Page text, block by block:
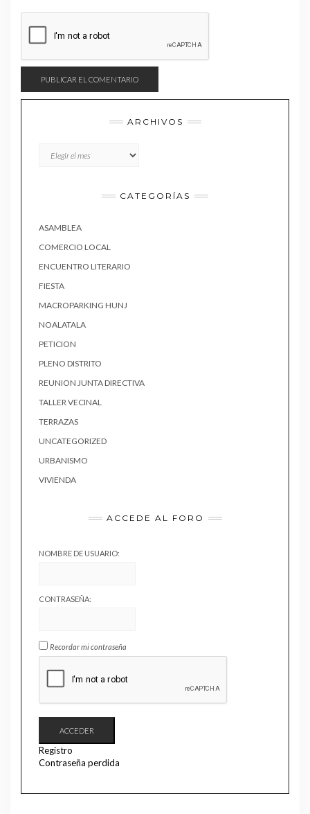
ARCHIVOS
CATEGORÍAS
ASAMBLEA
COMERCIO LOCAL
ENCUENTRO LITERARIO
FIESTA
MACROPARKING HUNJ
NOALATALA
PETICION
PLENO DISTRITO
REUNION JUNTA DIRECTIVA
TALLER VECINAL
TERRAZAS
UNCATEGORIZED
URBANISMO
VIVIENDA
ACCEDE AL FORO
NOMBRE DE USUARIO:
CONTRASEÑA:
Recordar mi contraseña
ACCEDER
Registro
Contraseña perdida